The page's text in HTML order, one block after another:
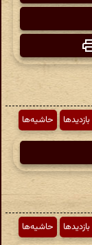
حاشیه‌ها
حاشیه‌ها